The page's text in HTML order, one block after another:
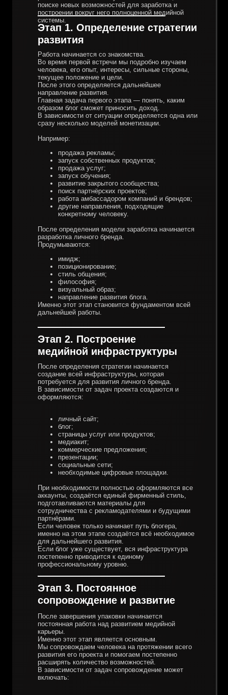
поиске новых возможностей для заработка и
построении вокруг него полноценной медийной
системы.
Этап 1. Определение стратегии
развития
Работа начинается со знакомства.
Во время первой встречи мы подробно изучаем
человека, его опыт, интересы, сильные стороны,
текущее положение и цели.
После этого определяется дальнейшее
направление развития.
Главная задача первого этапа — понять, каким
образом блог сможет приносить доход.
В зависимости от ситуации определяется одна или
сразу несколько моделей монетизации.
Например:
продажа рекламы;
запуск собственных продуктов;
продажа услуг;
запуск обучения;
развитие закрытого сообщества;
поиск партнёрских проектов;
работа амбассадором компаний и брендов;
другие направления, подходящие
конкретному человеку.
После определения модели заработка начинается
разработка личного бренда.
Продумываются:
имидж;
позиционирование;
стиль общения;
философия;
визуальный образ;
направление развития блога.
Именно этот этап становится фундаментом всей
дальнейшей работы.
Этап 2. Построение
медийной инфраструктуры
После определения стратегии начинается
создание всей инфраструктуры, которая
потребуется для развития личного бренда.
В зависимости от задач проекта создаются и
оформляются:
личный сайт;
блог;
страницы услуг или продуктов;
медиакит;
коммерческие предложения;
презентации;
социальные сети;
необходимые цифровые площадки.
При необходимости полностью оформляются все
аккаунты, создаётся единый фирменный стиль,
подготавливаются материалы для
сотрудничества с рекламодателями и будущими
партнёрами.
Если человек только начинает путь блогера,
именно на этом этапе создаётся всё необходимое
для дальнейшего развития.
Если блог уже существует, вся инфраструктура
постепенно приводится к единому
профессиональному уровню.
Этап 3. Постоянное
сопровождение и развитие
После завершения упаковки начинается
постоянная работа над развитием медийной
карьеры.
Именно этот этап является основным.
Мы сопровождаем человека на протяжении всего
развития его проекта и помогаем постепенно
расширять количество возможностей.
В зависимости от задач сопровождение может
включать: